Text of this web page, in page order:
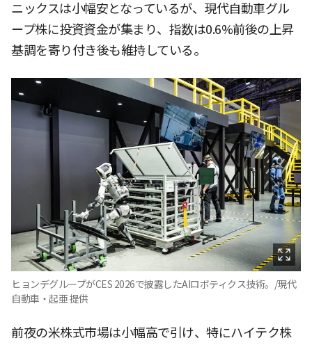
ニックスは小幅安となっているが、現代自動車グル
ープ株に投資資金が集まり、指数は0.6%前後の上昇
基調を寄り付き後も維持している。
ヒョンデグループがCES 2026で披露したAIロボティクス技術。/現代
自動車・起亜 提供
前夜の米株式市場は小幅高で引け、特にハイテク株